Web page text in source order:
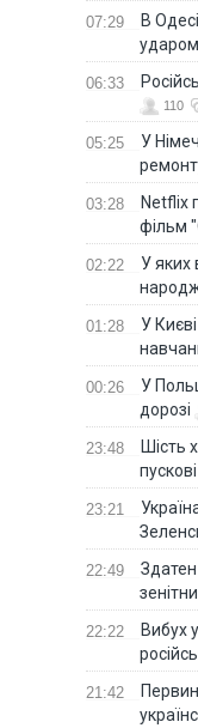
07:29
В
ударом
06:33
110
05:25
У
03:28
Netflix
фільм
02:22
У яких
01:28
У
00:26
У
дорозі
23:48
Шість
23:21
22:49
22:22
Вибух
21:42